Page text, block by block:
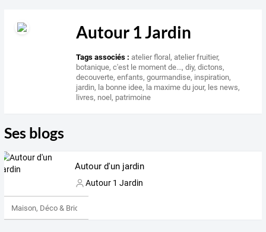
Autour 1 Jardin
Tags associés : atelier floral,atelier fruitier,
botanique,c'est le moment de...,diy,dictons,
decouverte,enfants,gourmandise, inspiration,
jardin, la bonne idee, la maxime du jour, les news,
livres, noel, patrimoine
Ses blogs
Autour d'un jardin
Autour 1 Jardin
Maison, Déco & Bricolage